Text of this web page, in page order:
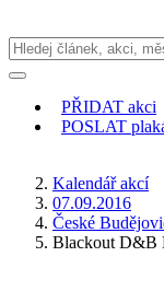
PŘIDAT akci
POSLAT
Kalendář akcí
07.09.2016
České
Blackout D&B